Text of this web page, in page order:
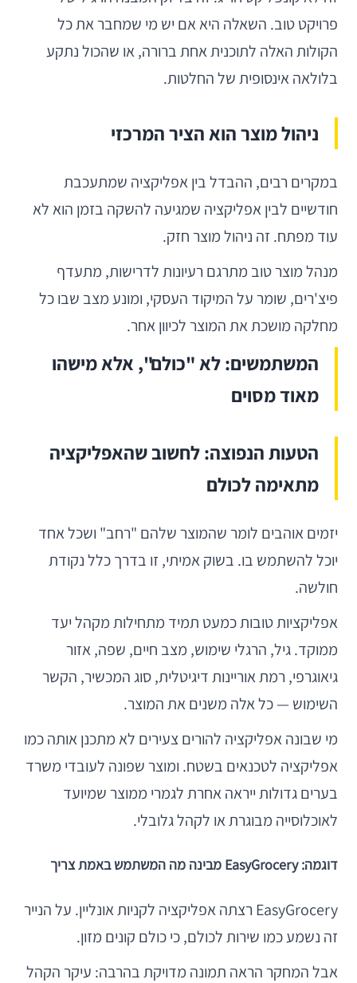
פרויקט טוב. השאלה היא אם יש מי שמחבר את כל
הקולות האלה לתוכנית אחת ברורה, או שהכול נתקע
בלולאה אינסופית של החלטות.
ניהול מוצר הוא הציר המרכזי
במקרים רבים, ההבדל בין אפליקציה שמתעכבת
חודשיים לבין אפליקציה שמגיעה להשקה בזמן הוא לא
עוד מפתח. זה ניהול מוצר חזק.
מנהל מוצר טוב מתרגם רעיונות לדרישות, מתעדף
פיצ'רים, שומר על המיקוד העסקי, ומונע מצב שבו כל
מחלקה מושכת את המוצר לכיוון אחר.
המשתמשים: לא "כולם", אלא מישהו
מאוד מסוים
הטעות הנפוצה: לחשוב שהאפליקציה
מתאימה לכולם
יזמים אוהבים לומר שהמוצר שלהם "רחב" ושכל אחד
יוכל להשתמש בו. בשוק אמיתי, זו בדרך כלל נקודת
חולשה.
אפליקציות טובות כמעט תמיד מתחילות מקהל יעד
ממוקד. גיל, הרגלי שימוש, מצב חיים, שפה, אזור
גיאוגרפי, רמת אוריינות דיגיטלית, סוג המכשיר, הקשר
השימוש — כל אלה משנים את המוצר.
מי שבונה אפליקציה להורים צעירים לא מתכנן אותה כמו
אפליקציה לטכנאים בשטח. ומוצר שפונה לעובדי משרד
בערים גדולות ייראה אחרת לגמרי ממוצר שמיועד
לאוכלוסייה מבוגרת או לקהל גלובלי.
דוגמה: EasyGrocery מבינה מה המשתמש באמת צריך
EasyGrocery רצתה אפליקציה לקניות אונליין. על הנייר
זה נשמע כמו שירות לכולם, כי כולם קונים מזון.
אבל המחקר הראה תמונה מדויקת בהרבה: עיקר הקהל